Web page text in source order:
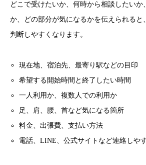
どこで受けたいか、何時から相談したいか
か、どの部分が気になるかを伝えられると
判断しやすくなります。
現在地、宿泊先、最寄り駅などの目印
希望する開始時間と終了したい時間
一人利用か、複数人での利用か
足、肩、腰、首など気になる箇所
料金、出張費、支払い方法
電話、LINE、公式サイトなど連絡しや